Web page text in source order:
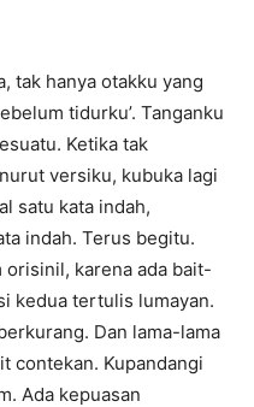
tak hanya otakku yang
tidurku’. Tanganku
Ketika tak
versiku, kubuka lagi
satu kata indah,
indah. Terus begitu.
karena ada bait-
kedua tertulis lumayan.
Dan lama-lama
contekan. Kupandangi
Ada kepuasan